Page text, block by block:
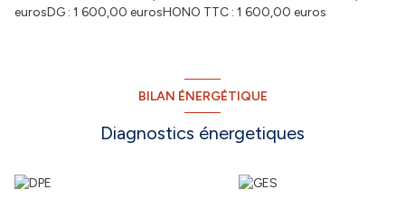
eurosDG : 1 600,00 eurosHONO TTC : 1 600,00 euros
BILAN ÉNERGÉTIQUE
Diagnostics énergetiques